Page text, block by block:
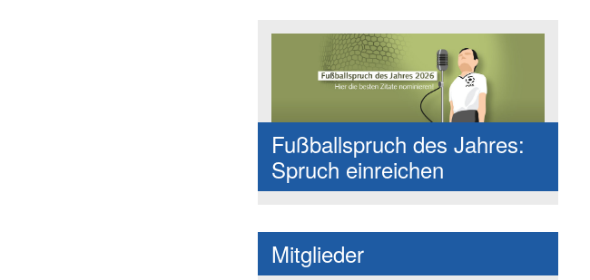
Fußballspruch des Jahres:
Spruch einreichen
Mitglieder